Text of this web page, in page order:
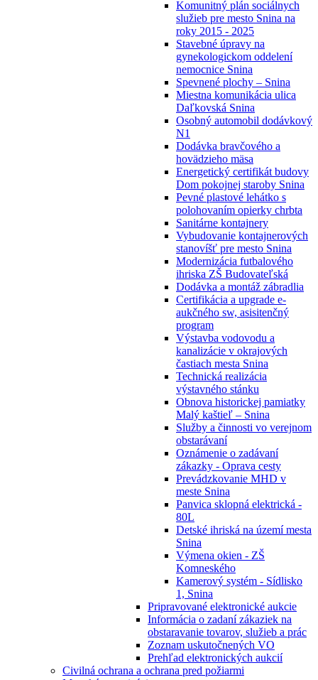
Komunitný plán sociálnych
služieb pre mesto Snina na
roky 2015 - 2025
Stavebné úpravy na
gynekologickom oddelení
nemocnice Snina
Spevnené plochy – Snina
Miestna komunikácia ulica
Daľkovská Snina
Osobný automobil dodávkový
N1
Dodávka bravčového a
hovädzieho mäsa
Energetický certifikát budovy
Dom pokojnej staroby Snina
Pevné plastové lehátko s
polohovaním opierky chrbta
Sanitárne kontajnery
Vybudovanie kontajnerových
stanovíšť pre mesto Snina
Modernizácia futbalového
ihriska ZŠ Budovateľská
Dodávka a montáž zábradlia
Certifikácia a upgrade e-
aukčného sw, asisitenčný
program
Výstavba vodovodu a
kanalizácie v okrajových
častiach mesta Snina
Technická realizácia
výstavného stánku
Obnova historickej pamiatky
Malý kaštieľ – Snina
Služby a činnosti vo verejnom
obstarávaní
Oznámenie o zadávaní
zákazky - Oprava cesty
Prevádzkovanie MHD v
meste Snina
Panvica sklopná elektrická -
80L
Detské ihriská na území mesta
Snina
Výmena okien - ZŠ
Komneského
Kamerový systém - Sídlisko
1, Snina
Pripravované elektronické aukcie
Informácia o zadaní zákaziek na
obstaravanie tovarov, služieb a prác
Zoznam uskutočnených VO
Prehľad elektronických aukcií
Civilná ochrana a ochrana pred požiarmi